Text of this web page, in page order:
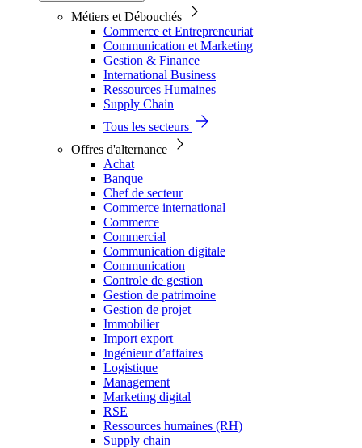
Métiers et Débouchés
Commerce et Entrepreneuriat
Communication et Marketing
Gestion & Finance
International Business
Ressources Humaines
Supply Chain
Tous les secteurs
Offres d'alternance
Achat
Banque
Chef de secteur
Commerce international
Commerce
Commercial
Communication digitale
Communication
Controle de gestion
Gestion de patrimoine
Gestion de projet
Immobilier
Import export
Ingénieur d’affaires
Logistique
Management
Marketing digital
RSE
Ressources humaines (RH)
Supply chain